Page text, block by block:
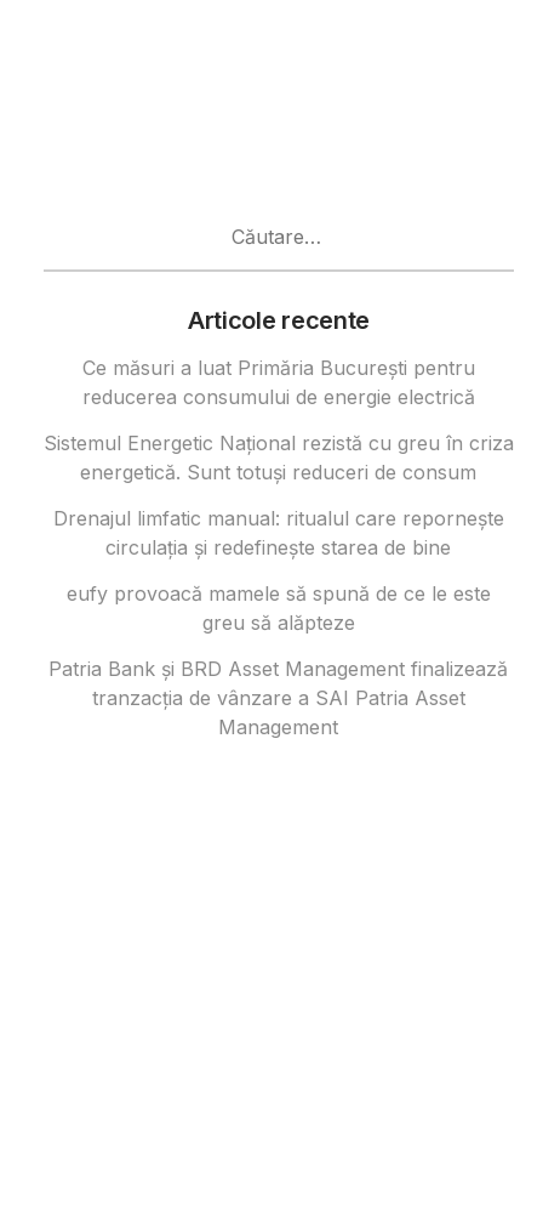
Articole recente
Ce măsuri a luat Primăria București pentru
reducerea consumului de energie electrică
Sistemul Energetic Național rezistă cu greu în criza
energetică. Sunt totuși reduceri de consum
Drenajul limfatic manual: ritualul care repornește
circulația și redefinește starea de bine
eufy provoacă mamele să spună de ce le este
greu să alăpteze
Patria Bank și BRD Asset Management finalizează
tranzacția de vânzare a SAI Patria Asset
Management